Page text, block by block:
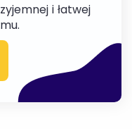
i łatwej